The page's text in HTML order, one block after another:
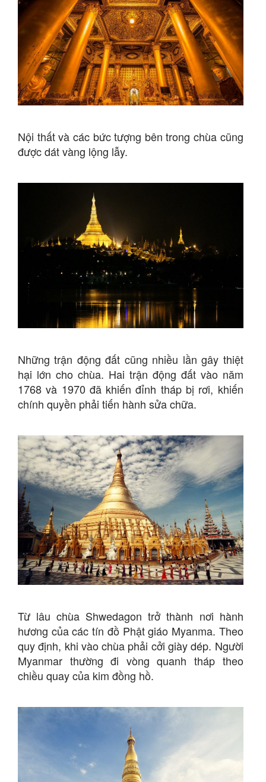
Nội thất và các bức tượng bên trong chùa cũng
được dát vàng lộng lẫy.
Những trận động đất cũng nhiều lần gây thiệt
hại lớn cho chùa. Hai trận động đất vào năm
1768 và 1970 đã khiến đỉnh tháp bị rơi, khiến
chính quyền phải tiến hành sửa chữa.
Từ lâu chùa Shwedagon trở thành nơi hành
hương của các tín đồ Phật giáo Myanma. Theo
quy định, khi vào chùa phải cởi giày dép. Người
Myanmar thường đi vòng quanh tháp theo
chiều quay của kim đồng hồ.